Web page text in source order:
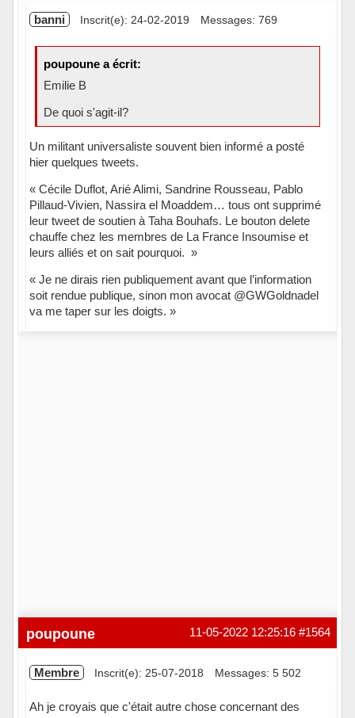
banni Inscrit(e): 24-02-2019 Messages: 769
poupoune a écrit:
Emilie B
De quoi s'agit-il?
Un militant universaliste souvent bien informé a posté
hier quelques tweets.
« Cécile Duflot, Arié Alimi, Sandrine Rousseau, Pablo
Pillaud-Vivien, Nassira el Moaddem… tous ont supprimé
leur tweet de soutien à Taha Bouhafs. Le bouton delete
chauffe chez les membres de La France Insoumise et
leurs alliés et on sait pourquoi. »
« Je ne dirais rien publiquement avant que l’information
soit rendue publique, sinon mon avocat @GWGoldnadel
va me taper sur les doigts. »
#1564
11-05-2022 12:25:16
poupoune
Membre Inscrit(e): 25-07-2018 Messages: 5 502
Ah je croyais que c'était autre chose concernant des